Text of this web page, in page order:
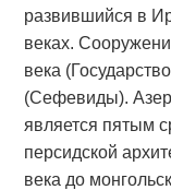
развившийся в
веках.
века
(Сефевиды).
является пятым
персидской
века до